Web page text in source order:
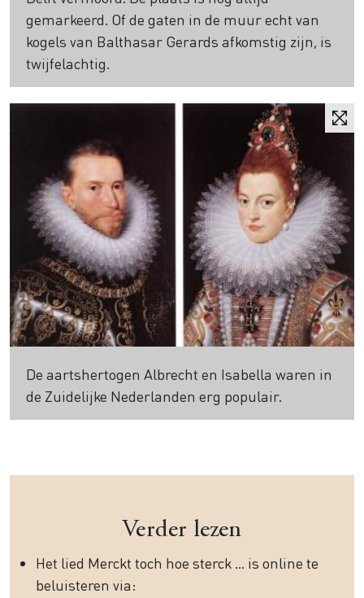
gemarkeerd. Of de gaten in de muur echt van
kogels van Balthasar Gerards afkomstig zijn, is
twijfelachtig.
De aartshertogen Albrecht en Isabella waren in
de Zuidelijke Nederlanden erg populair.
Verder lezen
Het lied Merckt toch hoe sterck … is online te
beluisteren via: